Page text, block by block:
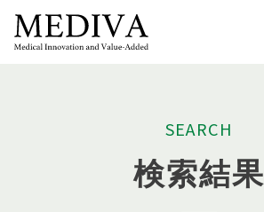
SEARCH
検索結果